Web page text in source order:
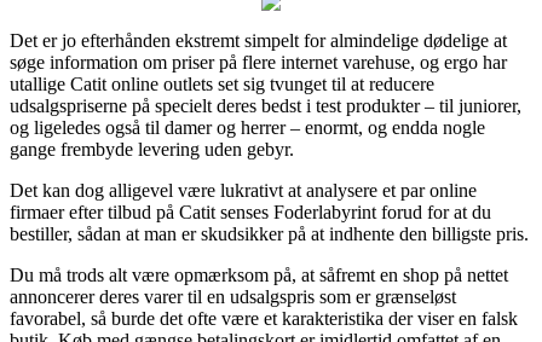
Det er jo efterhånden ekstremt simpelt for almindelige dødelige at
søge information om priser på flere internet varehuse, og ergo har
utallige Catit online outlets set sig tvunget til at reducere
udsalgspriserne på specielt deres bedst i test produkter – til juniorer,
og ligeledes også til damer og herrer – enormt, og endda nogle
gange frembyde levering uden gebyr.
Det kan dog alligevel være lukrativt at analysere et par online
firmaer efter tilbud på Catit senses Foderlabyrint forud for at du
bestiller, sådan at man er skudsikker på at indhente den billigste pris.
Du må trods alt være opmærksom på, at såfremt en shop på nettet
annoncerer deres varer til en udsalgspris som er grænseløst
favorabel, så burde det ofte være et karakteristika der viser en falsk